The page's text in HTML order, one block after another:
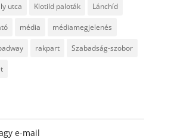
utca Klotild paloták Lánchíd
média médiamegjelenés
rakpart Szabadság-szobor
e-mail